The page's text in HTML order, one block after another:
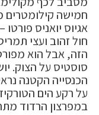
אגיוס יואניס
חול זהוב ועצי
הזה, אבל הוא
סוסטיס על הצוק.
הכנסייה הקטנה
על רקע הים
במפרצון הרדוד